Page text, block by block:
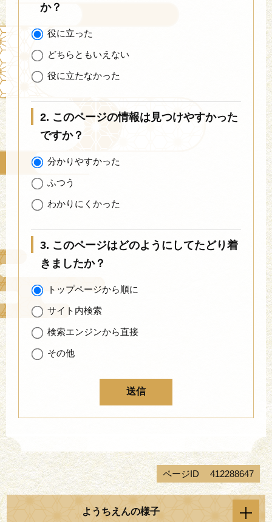
か？
役に立った
どちらともいえない
役に立たなかった
2. このページの情報は見つけやすかった
ですか？
分かりやすかった
ふつう
わかりにくかった
3. このページはどのようにしてたどり着
きましたか？
トップページから順に
サイト内検索
検索エンジンから直接
その他
ページID 412288647
ようちえんの様子